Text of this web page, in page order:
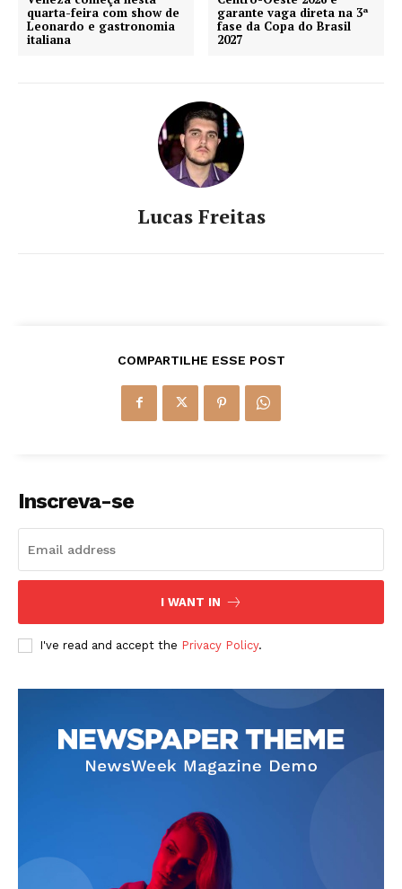
quarta-feira com show de
Leonardo e gastronomia
italiana
garante vaga direta na 3ª
fase da Copa do Brasil
2027
Lucas Freitas
COMPARTILHE ESSE POST
Inscreva-se
I WANT IN
I've read and accept the Privacy Policy.